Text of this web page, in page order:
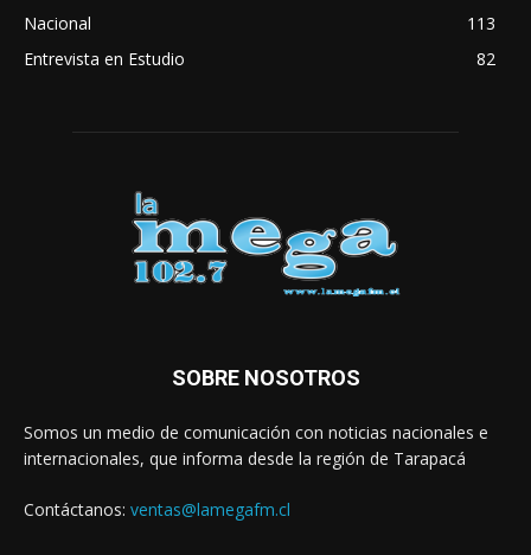
Nacional
113
Entrevista en Estudio
82
SOBRE NOSOTROS
Somos un medio de comunicación con noticias nacionales e
internacionales, que informa desde la región de Tarapacá
Contáctanos: ventas@lamegafm.cl